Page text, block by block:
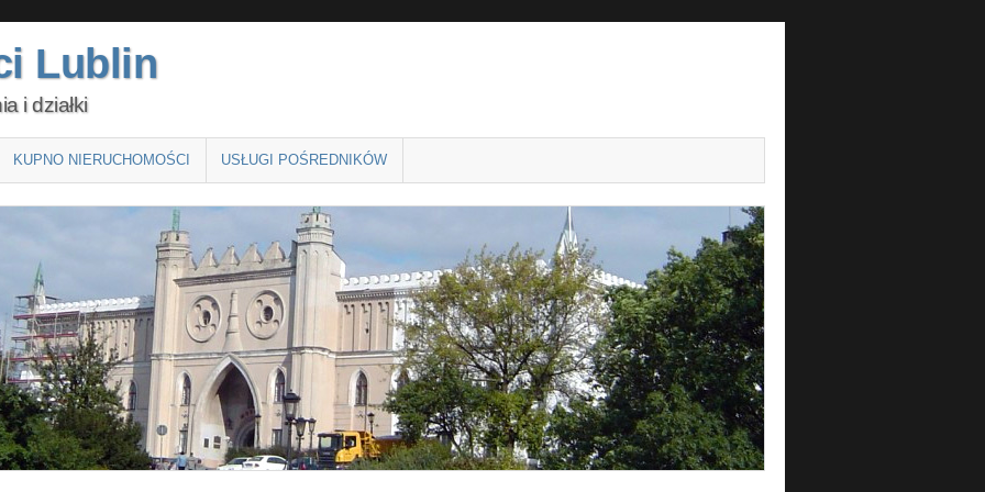
Lublin
i działki
KUPNO NIERUCHOMOŚCI USŁUGI POŚREDNIKÓW